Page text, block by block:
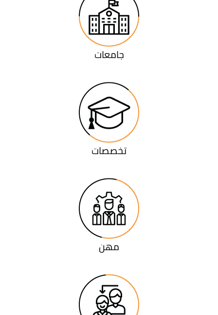
جامعات
تخصصات
مهن